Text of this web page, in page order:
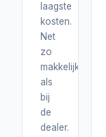
laagste
kosten.
Net
zo
makkelijk
als
bij
de
dealer.